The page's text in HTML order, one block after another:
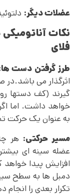
عضلات دیگر:
نکات
فلای
طرز گرفتن دست
اثرگذار می
گیرند (کف دستها
خواهد داشت. اما
به عنوان یک حرکت
مسیر حرکتی: هر
عضله سینه ای
افزایش پیدا خواهد
دمبل ها به سطح
تکرار بعدی را انجام